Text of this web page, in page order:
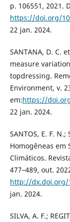
p. 106551, 2021.
https://doi.org/
22 jan. 2024.
SANTANA, D. C.
measure
topdressing.
Environment, v.
em:https://
22 jan. 2024.
SANTOS, E. F. N.;
Homogêneas em
Climáticos.
477–489, out.
http://dx.doi.org/
jan. 2024.
SILVA, A. F.;